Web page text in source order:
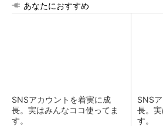
あなたにおすすめ
SNSアカウントを着実に成
長。実はみんなココ使ってま
す。
SNS
長。
す。